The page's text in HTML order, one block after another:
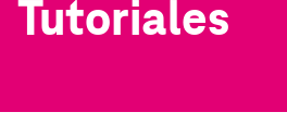
Tutoriales